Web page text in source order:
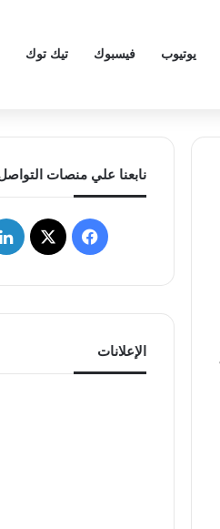
يوتيوب فيسبوك تيك توك
نابعنا علي منصات
فيسبوك
‫X
الإعلانات